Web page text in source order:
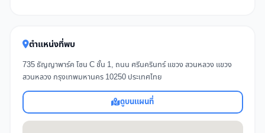
ตำแหน่งที่พบ
735 ธัญญาพาร์ค โซน C ชั้น 1, ถนน ศรีนครินทร์ แขวง สวนหลวง แขวง
สวนหลวง กรุงเทพมหานคร 10250 ประเทศไทย
ดูบนแผนที่